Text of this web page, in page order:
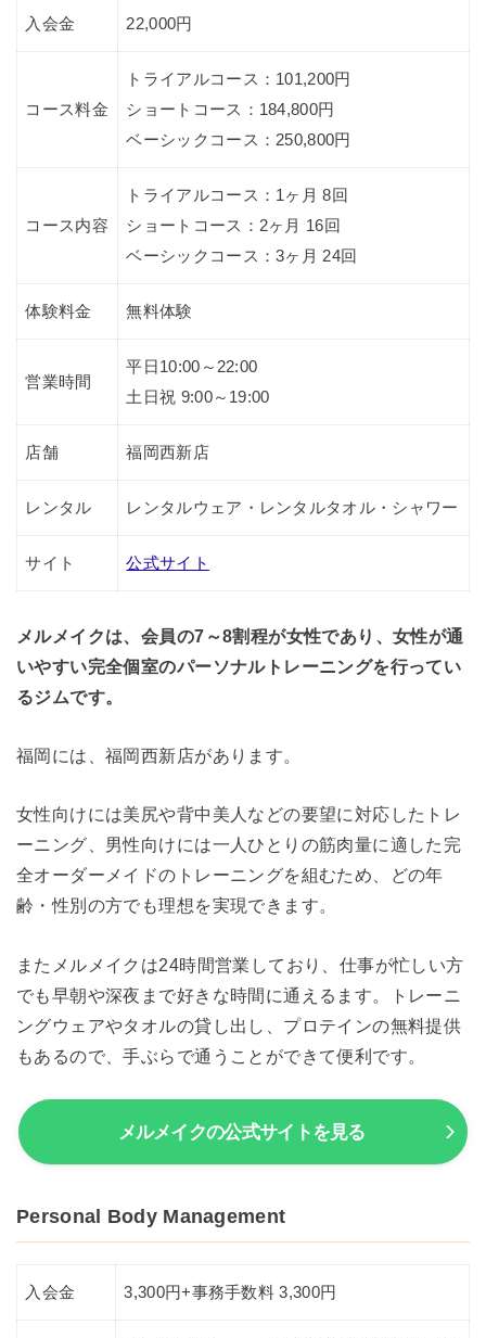
入会金 22,000円
コース料金
トライアルコース：101,200円
ショートコース：184,800円
ベーシックコース：250,800円
コース内容
トライアルコース：1ヶ月 8回
ショートコース：2ヶ月 16回
ベーシックコース：3ヶ月 24回
体験料金 無料体験
営業時間
平日10:00～22:00
土日祝 9:00～19:00
店舗 福岡西新店
レンタル レンタルウェア・レンタルタオル・シャワー
サイト 公式サイト
メルメイクは、会員の7～8割程が女性であり、女性が通
いやすい完全個室のパーソナルトレーニングを行ってい
るジムです。
福岡には、福岡西新店があります。
女性向けには美尻や背中美人などの要望に対応したトレ
ーニング、男性向けには一人ひとりの筋肉量に適した完
全オーダーメイドのトレーニングを組むため、どの年
齢・性別の方でも理想を実現できます。
またメルメイクは24時間営業しており、仕事が忙しい方
でも早朝や深夜まで好きな時間に通えるます。トレーニ
ングウェアやタオルの貸し出し、プロテインの無料提供
もあるので、手ぶらで通うことができて便利です。
メルメイクの公式サイトを見る
Personal Body Management
入会金 3,300円+事務手数料 3,300円